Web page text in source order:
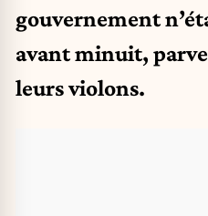
gouvernement
avant minuit,
leurs violons.